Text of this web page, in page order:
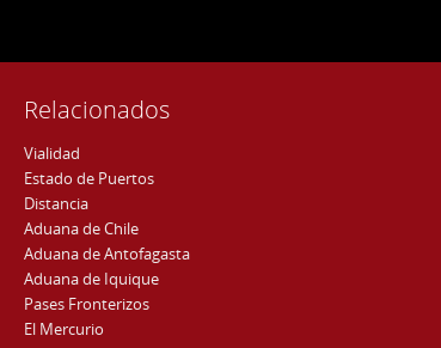
Relacionados
Vialidad
Estado de Puertos
Distancia
Aduana de Chile
Aduana de Antofagasta
Aduana de Iquique
Pases Fronterizos
El Mercurio